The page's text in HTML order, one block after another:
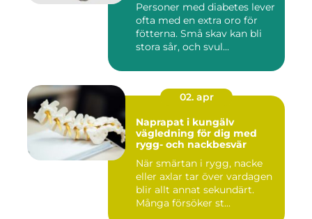
Personer med diabetes lever
ofta med en extra oro för
fötterna. Små skav kan bli
stora sår, och svul...
02. apr
Naprapat i kungälv
vägledning för dig med
rygg- och nackbesvär
När smärtan i rygg, nacke
eller axlar tar över vardagen
blir allt annat sekundärt.
Många försöker st...